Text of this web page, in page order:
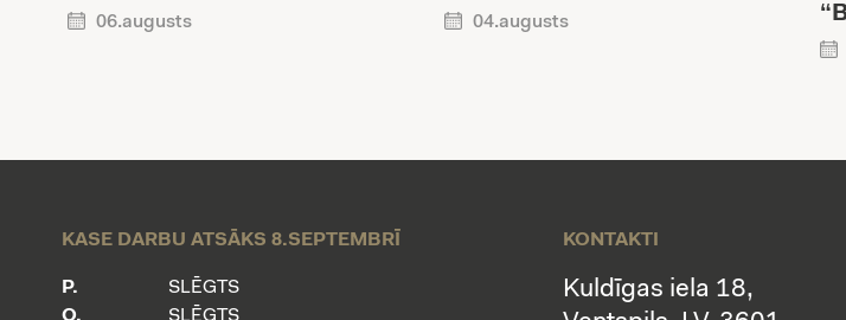
06.augusts 04.augusts
KASE DARBU ATSĀKS 8.SEPTEMBRĪ
P.
SLĒGTS
KONTAKTI
Kuldīgas iela 18,